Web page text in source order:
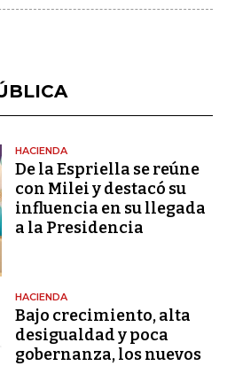
HACIENDA
De la Espriella se reúne
con Milei y destacó su
influencia en su llegada
a la Presidencia
HACIENDA
Bajo crecimiento, alta
desigualdad y poca
gobernanza, los nuevos